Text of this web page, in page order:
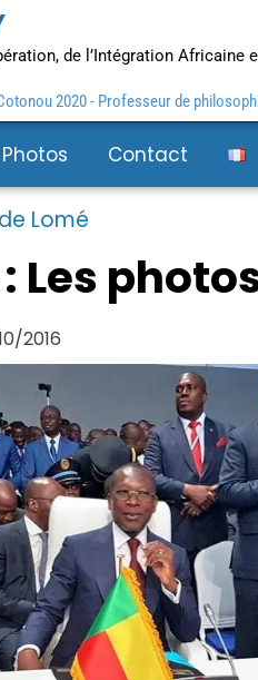
de l’Intégration Africaine
2020 - Professeur de
Contact
Lomé
Les
2016